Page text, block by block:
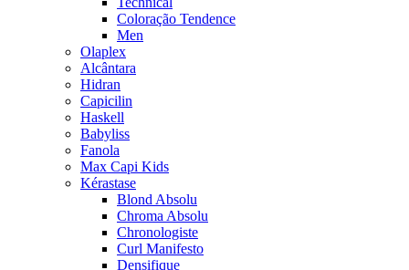
Coloração Tendence
Men
Olaplex
Alcântara
Hidran
Capicilin
Haskell
Babyliss
Fanola
Max Capi Kids
Kérastase
Blond Absolu
Chroma Absolu
Chronologiste
Curl Manifesto
Densifique